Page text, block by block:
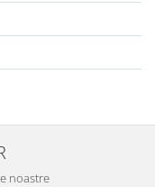
noastre